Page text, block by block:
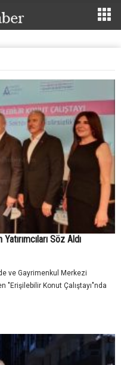
Söz Aldı
ve Gayrimenkul Merkezi
"Erişilebilir Konut Çalıştayı"nda